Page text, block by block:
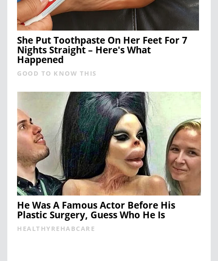
She Put Toothpaste On Her Feet For 7
Nights Straight – Here's What
Happened
GOOD TO KNOW THIS
He Was A Famous Actor Before His
Plastic Surgery, Guess Who He Is
HEALTHYREHABCARE